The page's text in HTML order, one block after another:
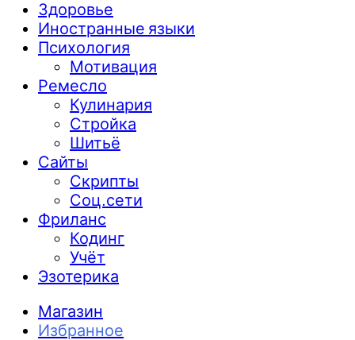
Здоровье
Иностранные языки
Психология
Мотивация
Ремесло
Кулинария
Стройка
Шитьё
Сайты
Скрипты
Соц.сети
Фриланс
Кодинг
Учёт
Эзотерика
Магазин
Избранное